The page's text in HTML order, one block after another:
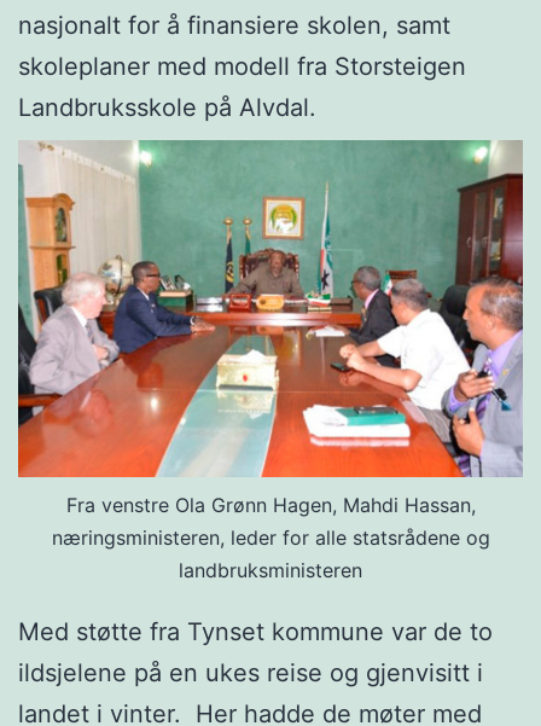
nasjonalt for å finansiere skolen, samt
skoleplaner med modell fra Storsteigen
Landbruksskole på Alvdal.
Fra venstre Ola Grønn Hagen, Mahdi Hassan,
næringsministeren, leder for alle statsrådene og
landbruksministeren
Med støtte fra Tynset kommune var de to
ildsjelene på en ukes reise og gjenvisitt i
landet i vinter. Her hadde de møter med